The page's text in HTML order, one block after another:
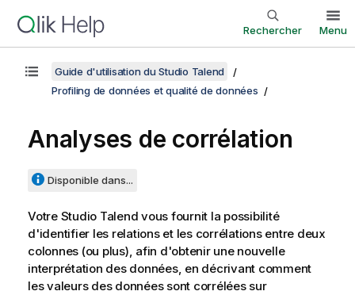
Rechercher Menu
Guide d'utilisation du Studio Talend
Profiling de données et qualité de données
Analyses de corrélation
Disponible dans...
Votre Studio Talend vous fournit la possibilité
d'identifier les relations et les corrélations entre deux
colonnes (ou plus), afin d'obtenir une nouvelle
interprétation des données, en décrivant comment
les valeurs des données sont corrélées sur